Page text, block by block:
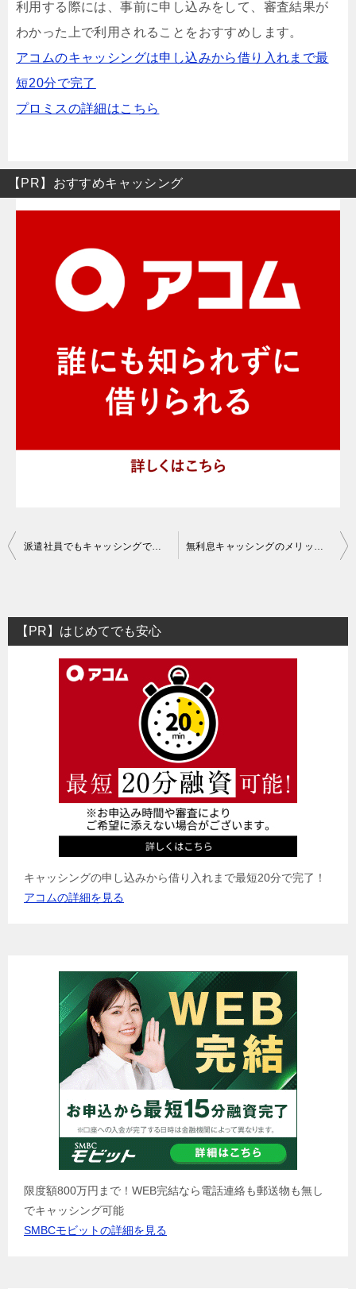
利用する際には、事前に申し込みをして、審査結果が
わかった上で利用されることをおすすめします。
アコムのキャッシングは申し込みから借り入れまで最
短20分で完了
プロミスの詳細はこちら
【PR】おすすめキャッシング
投
ビ
ゲ
派遣社員でもキャッシングできる？派遣登録でキャッシング可能？ 無利息キャッシングのメリットとは？無利息キャッシングの活用方法
【PR】はじめてでも安心
キャッシングの申し込みから借り入れまで最短20分で完了！
アコムの詳細を見る
限度額800万円まで！WEB完結なら電話連絡も郵送物も無し
でキャッシング可能
SMBCモビットの詳細を見る